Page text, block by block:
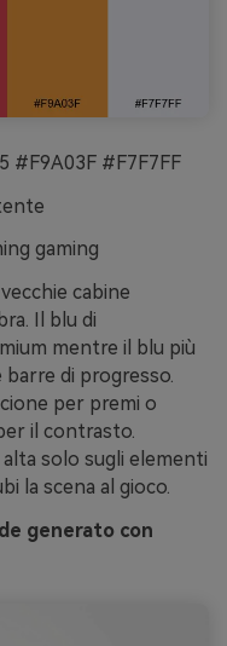
#F9A03F #F7F7FF
gaming
cabine
Il blu di
mentre il blu più
di progresso.
per premi o
il contrasto.
solo sugli elementi
la scena al gioco.
generato con